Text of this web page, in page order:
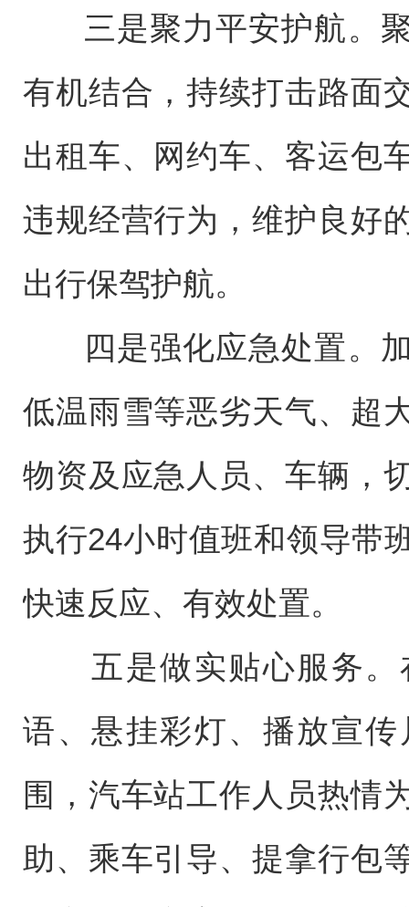
三是聚力平安护航。聚
有机结合，持续打击路面
出租车、网约车、客运包
违规经营行为，维护良好
出行保驾护航。
四是强化应急处置。加
低温雨雪等恶劣天气、超
物资及应急人员、车辆，
执行24小时值班和领导带
快速反应、有效处置。
五是做实贴心服务。
语、悬挂彩灯、播放宣
围，汽车站工作人员热情
助、乘车引导、提拿行包